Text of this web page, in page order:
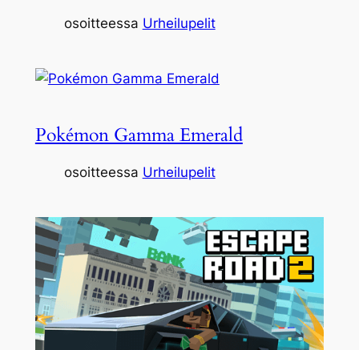
osoitteessa Urheilupelit
Pokémon Gamma Emerald
osoitteessa Urheilupelit